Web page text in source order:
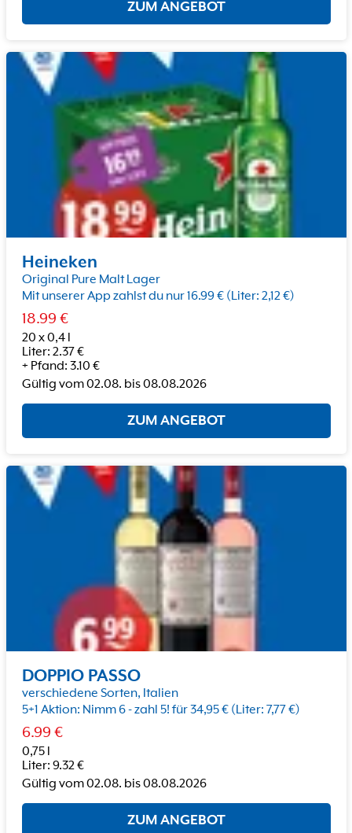
ZUM ANGEBOT
Heineken
Original Pure Malt Lager
Mit unserer App zahlst du nur 16.99 € (Liter: 2,12 €)
18.99 €
20 x 0,4 l
Liter: 2.37€
+ Pfand: 3.10 €
Gültig vom02.08. bis08.08.2026
ZUM ANGEBOT
DOPPIO PASSO
verschiedene Sorten, Italien
5+1 Aktion: Nimm 6 - zahl 5! für 34,95 € (Liter: 7,77 €)
6.99 €
0,75 l
Liter: 9.32€
Gültig vom02.08. bis08.08.2026
ZUM ANGEBOT